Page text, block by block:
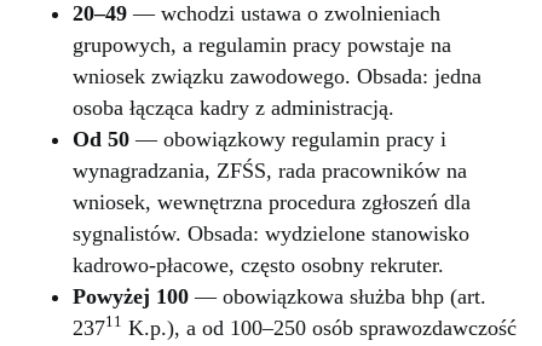
20–49 — wchodzi ustawa o zwolnieniach
grupowych, a regulamin pracy powstaje na
wniosek związku zawodowego. Obsada: jedna
osoba łącząca kadry z administracją.
Od 50 — obowiązkowy regulamin pracy i
wynagradzania, ZFŚS, rada pracowników na
wniosek, wewnętrzna procedura zgłoszeń dla
sygnalistów. Obsada: wydzielone stanowisko
kadrowo-płacowe, często osobny rekruter.
Powyżej 100 — obowiązkowa służba bhp (art.
23711 K.p.), a od 100–250 osób sprawozdawczość